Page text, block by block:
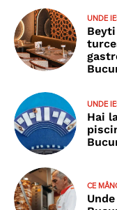
UNDE
UNDE
Hai
CE